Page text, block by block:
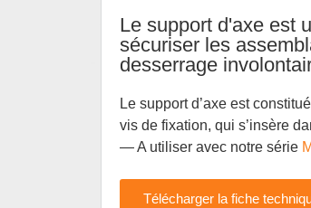
Le support d'axe est
sécuriser les
desserrage
Le support d’axe est
vis de fixation, qui s’insère
— A utiliser avec notre série
Télécharger la fiche